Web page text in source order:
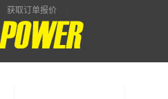
获取订单报价